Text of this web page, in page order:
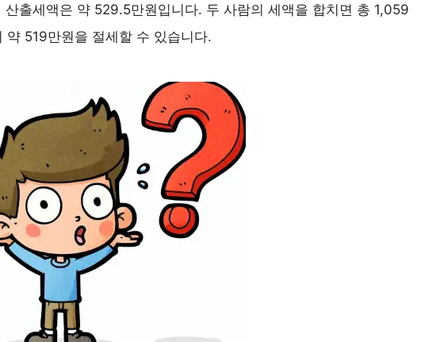
산출세액은 약 529.5만원입니다. 두 사람의 세액을 합치면 총 1,059
약 519만원을 절세할 수 있습니다.